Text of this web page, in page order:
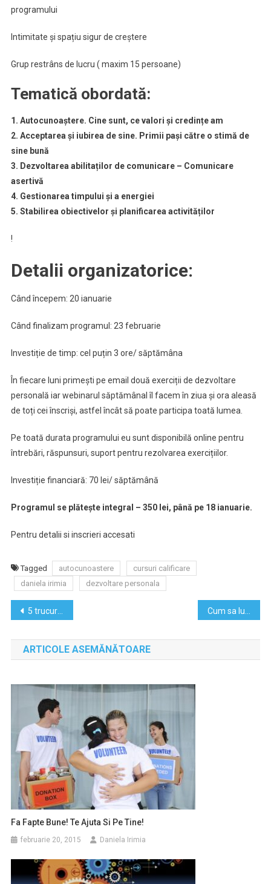
programului
Intimitate și spațiu sigur de creștere
Grup restrâns de lucru ( maxim 15 persoane)
Tematică obordată:
1. Autocunoaștere. Cine sunt, ce valori și credințe am
2. Acceptarea și iubirea de sine. Primii pași către o stimă de
sine bună
3. Dezvoltarea abilitaților de comunicare – Comunicare
asertivă
4. Gestionarea timpului și a energiei
5. Stabilirea obiectivelor și planificarea activităților
!
Detalii organizatorice:
Când începem: 20 ianuarie
Când finalizam programul: 23 februarie
Investiție de timp: cel puțin 3 ore/ săptămâna
În fiecare luni primești pe email două exerciții de dezvoltare
personală iar webinarul săptămânal îl facem în ziua și ora aleasă
de toți cei înscriși, astfel încât să poate participa toată lumea.
Pe toată durata programului eu sunt disponibilă online pentru
întrebări, răspunsuri, suport pentru rezolvarea exercițiilor.
Investiție financiară: 70 lei/ săptămână
Programul se plătește integral – 350 lei, până pe 18 ianuarie.
Pentru detalii si inscrieri accesati
Tagged autocunoastere
cursuri calificare
daniela irimia
dezvoltare personala
Navigare
în
articole
5 trucuri eficiente pentru un dormitor relaxant
ARTICOLE ASEMĂNĂTOARE
Fa Fapte Bune! Te Ajuta Si Pe Tine!
februarie 20, 2015 Daniela Irimia